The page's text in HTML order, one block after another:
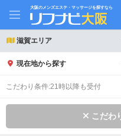
大阪のメンズエステ・マッサージを探すなら
滋賀エリア
現在地から探す
こだわり条件:21時以降も受付
こだわ